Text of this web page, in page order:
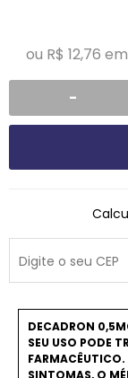
ou R$ 12,76 em
-
DECADRON
SEU USO PODE
FARMACÊUTICO.
SINTOMAS, O